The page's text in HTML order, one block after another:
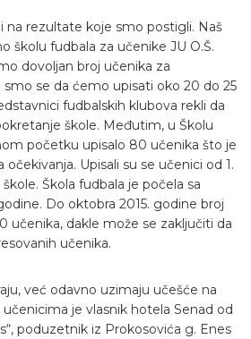
na rezultate koje smo postigli. Naš
školu fudbala za učenike JU O.Š.
dovoljan broj učenika za
smo se da ćemo upisati oko 20 do 25
fudbalskih klubova rekli da
škole. Međutim, u Školu
početku upisalo 80 učenika što je
očekivanja. Upisali su se učenici od 1.
Škola fudbala je počela sa
Do oktobra 2015. godine broj
učenika, dakle može se zaključiti da
učenika.
već odavno uzimaju učešće na
je vlasnik hotela Senad od
poduzetnik iz Prokosovića g. Enes